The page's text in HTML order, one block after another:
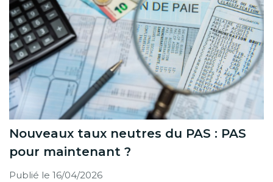
Nouveaux taux neutres du PAS : PAS
pour maintenant ?
Publié le 16/04/2026